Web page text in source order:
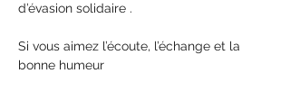
d’évasion solidaire .
Si vous aimez l’écoute, l’échange et la
bonne humeur